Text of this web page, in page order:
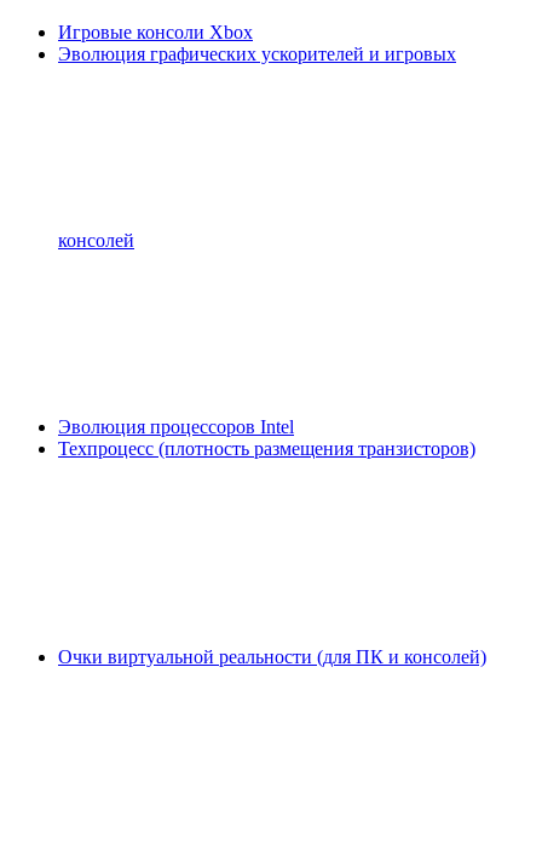
Игровые консоли Xbox
Эволюция графических ускорителей и игровых
консолей
Эволюция процессоров Intel
Техпроцесс (плотность размещения транзисторов)
Очки виртуальной реальности (для ПК и консолей)